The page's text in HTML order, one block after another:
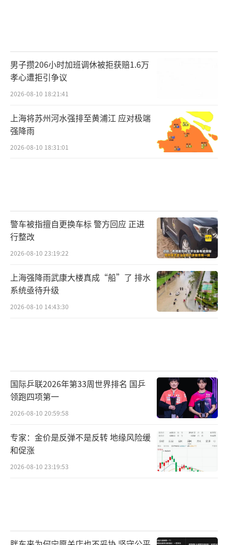
男子攒206小时加班调休被拒获赔1.6万
孝心遭拒引争议
2026-08-10 18:21:41
上海将苏州河水强排至黄浦江 应对极端
强降雨
2026-08-10 18:31:01
警车被指擅自更换车标 警方回应 正进
行整改
2026-08-10 23:19:22
上海强降雨武康大楼真成“船”了 排水
系统亟待升级
2026-08-10 14:43:30
国际乒联2026年第33周世界排名 国乒
领跑四项第一
2026-08-10 20:59:58
专家：金价是反弹不是反转 地缘风险缓
和促涨
2026-08-10 23:19:53